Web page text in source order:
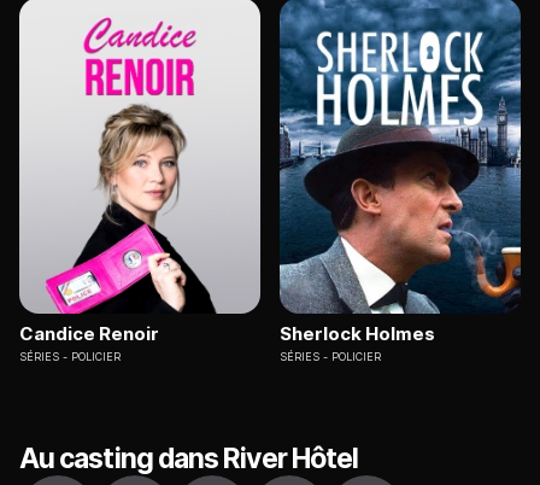
Candice Renoir
SÉRIES POLICIER
Sherlock Holmes
SÉRIES POLICIER
Au casting dans River Hôtel